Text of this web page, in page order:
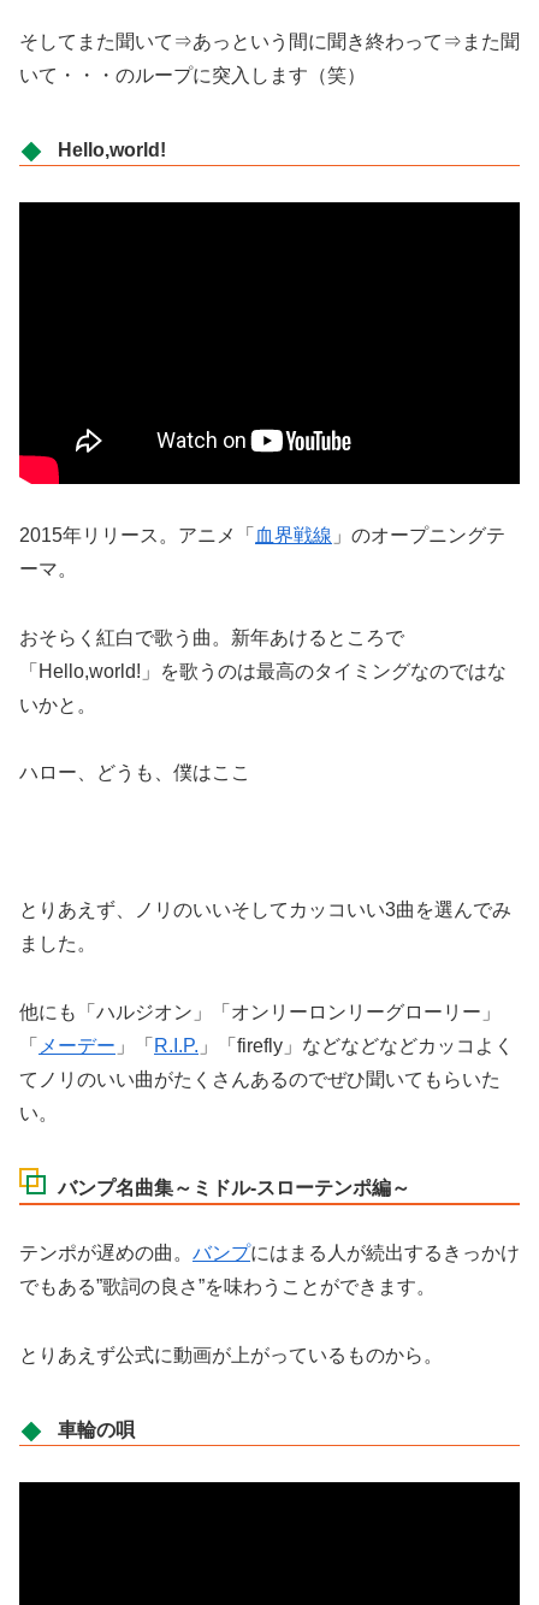
そしてまた聞いて⇒あっという間に聞き終わって⇒また聞
いて・・・のループに突入します（笑）
Hello,world!
2015年リリース。アニメ「 血界戦線 」のオープニングテ
ーマ。
おそらく紅白で歌う曲。新年あけるところで
「Hello,world!」を歌うのは最高のタイミングなのではな
いかと。
ハロー、どうも、僕はここ
とりあえず、ノリのいいそしてカッコいい3曲を選んでみ
ました。
他にも「ハルジオン」「オンリーロンリーグローリー」
「 メーデー 」「 R.I.P. 」「firefly」などなどなどカッコよく
てノリのいい曲がたくさんあるのでぜひ聞いてもらいた
い。
バンプ名曲集～ミドル-スローテンポ編～
テンポが遅めの曲。 バンプにはまる人が続出するきっかけ
でもある”歌詞の良さ”を味わうことができます。
とりあえず公式に動画が上がっているものから。
車輪の唄